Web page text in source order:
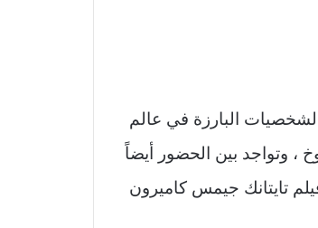
البارزة في عالم
، وتواجد بين الحضور أيضاً
تايتانك جيمس كاميرون